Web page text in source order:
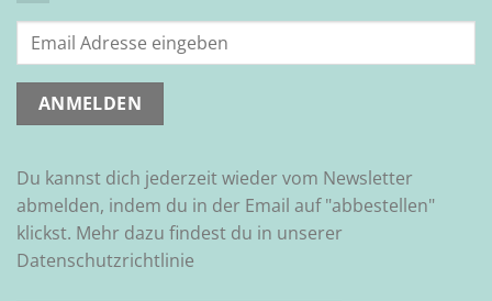
Du kannst dich jederzeit wieder vom Newsletter
abmelden, indem du in der Email auf "abbestellen"
klickst. Mehr dazu findest du in unserer
Datenschutzrichtlinie